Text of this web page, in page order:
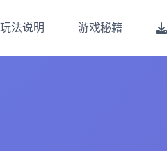
玩法说明 游戏秘籍